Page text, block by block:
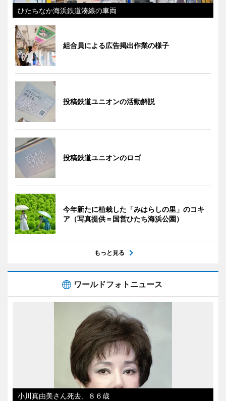
ひたちなか海浜鉄道湊線の車両
組合員による広告掲出作業の様子
投稿鉄道ユニオンの活動解説
投稿鉄道ユニオンのロゴ
今年新たに植栽した「みはらしの里」のコキ
ア（写真提供＝国営ひたち海浜公園）
もっと見る
ワールドフォトニュース
小川真由美さん死去、８６歳